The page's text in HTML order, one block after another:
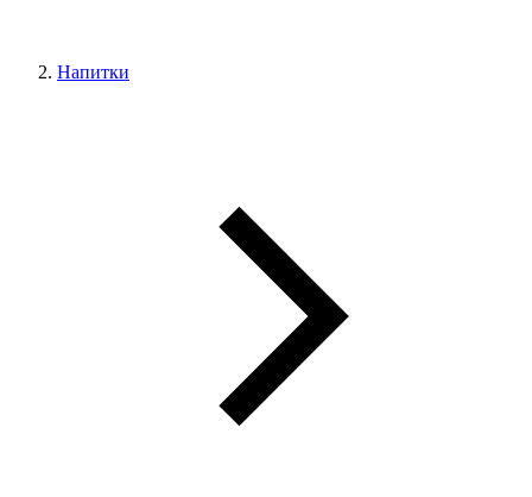
Напитки